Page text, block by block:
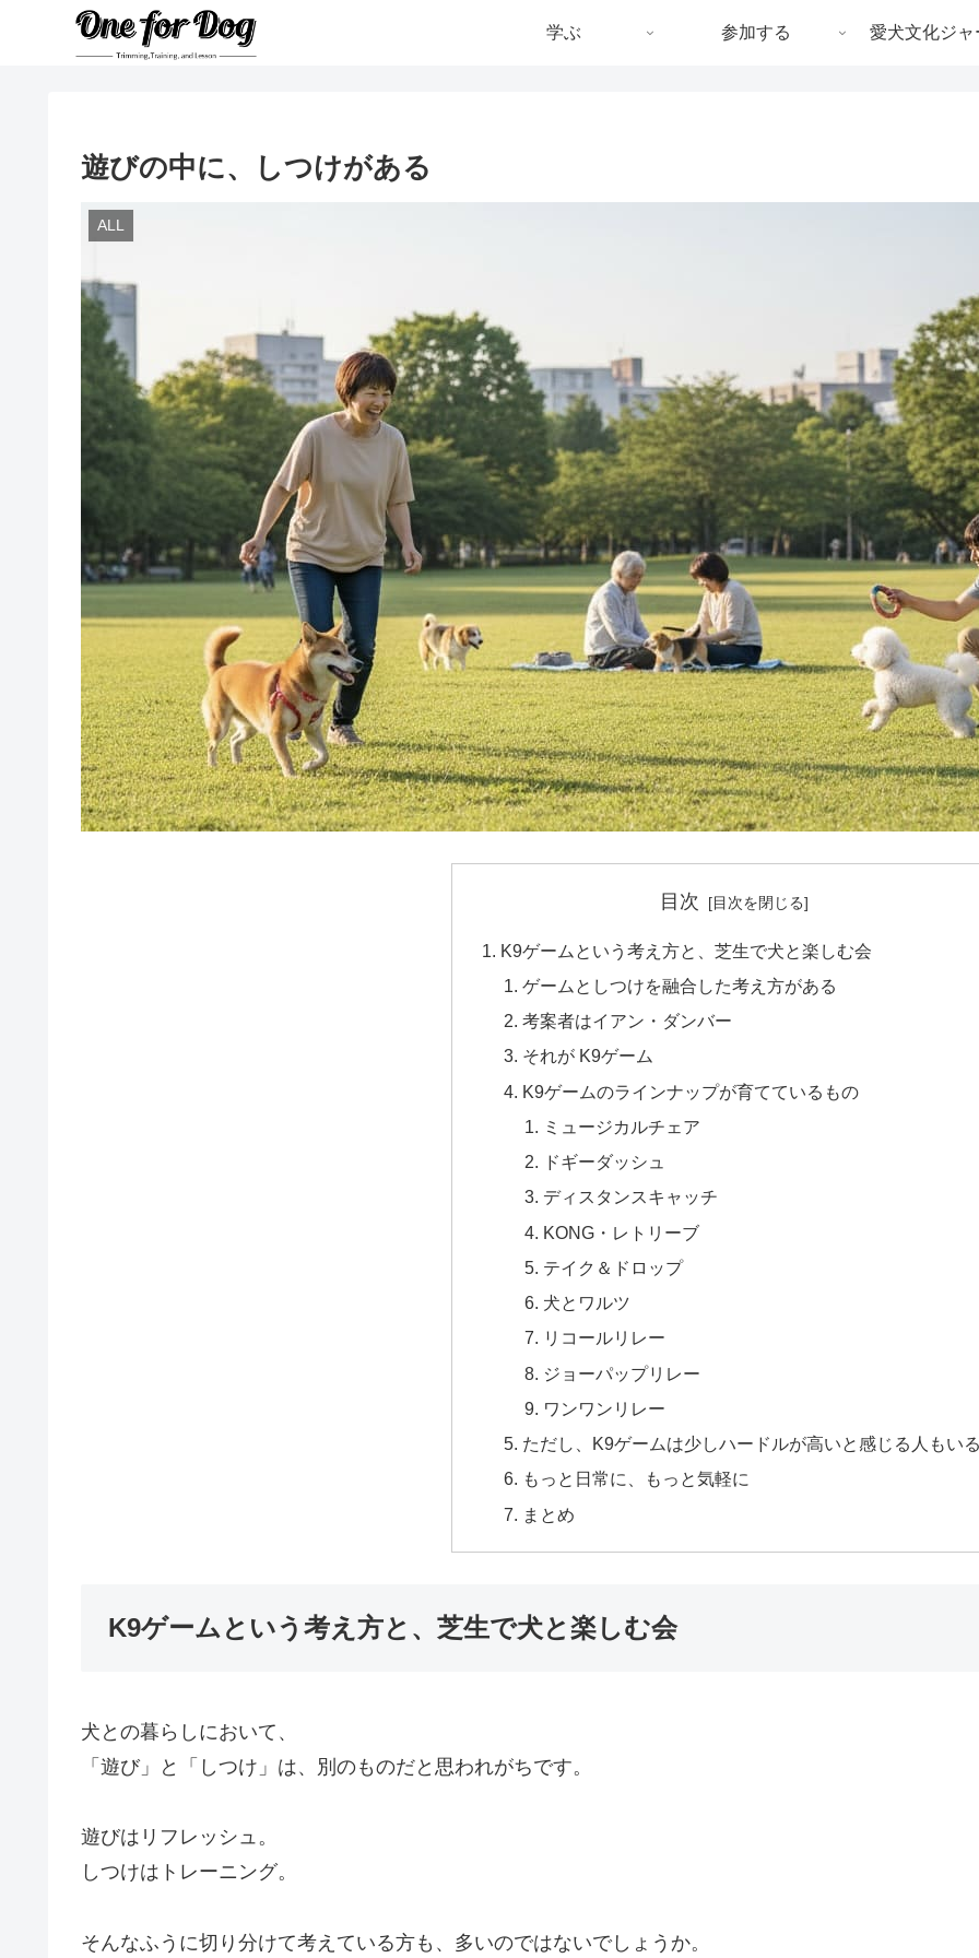
学ぶ 参加する 愛犬文化ジャ
遊びの中に、しつけがある
ALL
目次
K9ゲームという考え方と、芝生で犬と楽しむ会
ゲームとしつけを融合した考え方がある
考案者はイアン・ダンバー
それが K9ゲーム
K9ゲームのラインナップが育てているもの
ミュージカルチェア
ドギーダッシュ
ディスタンスキャッチ
KONG・レトリーブ
テイク＆ドロップ
犬とワルツ
リコールリレー
ジョーパップリレー
ワンワンリレー
ただし、K9ゲームは少しハードルが高いと感じる人もい
もっと日常に、もっと気軽に
まとめ
K9ゲームという考え方と、芝生で犬と楽しむ会
犬との暮らしにおいて、
「遊び」と「しつけ」は、別のものだと思われがちです。
遊びはリフレッシュ。
しつけはトレーニング。
そんなふうに切り分けて考えている方も、多いのではないでしょうか。